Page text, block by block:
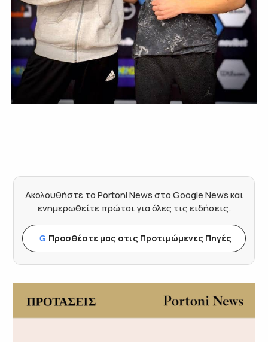
Ακολουθήστε το Portoni News στο Google News και
ενημερωθείτε πρώτοι για όλες τις ειδήσεις.
G Προσθέστε μας στις Προτιμώμενες Πηγές